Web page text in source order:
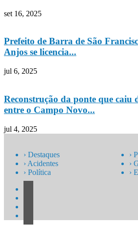
set 16, 2025
Prefeito de Barra de São
Anjos se licencia...
jul 6, 2025
Reconstrução da ponte que caiu
entre o Campo Novo...
jul 4, 2025
› Destaques
› Acidentes
› Política
›
›
›